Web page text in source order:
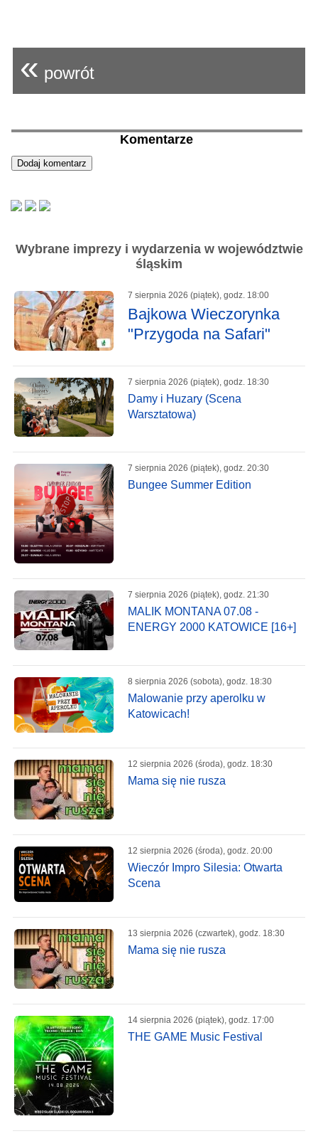
« powrót
Komentarze
Wybrane imprezy i wydarzenia w województwie
śląskim
7 sierpnia 2026 (piątek), godz. 18:00
Bajkowa Wieczorynka
"Przygoda na Safari"
7 sierpnia 2026 (piątek), godz. 18:30
Damy i Huzary (Scena
Warsztatowa)
7 sierpnia 2026 (piątek), godz. 20:30
Bungee Summer Edition
7 sierpnia 2026 (piątek), godz. 21:30
MALIK MONTANA 07.08 -
ENERGY 2000 KATOWICE [16+]
8 sierpnia 2026 (sobota), godz. 18:30
Malowanie przy aperolku w
Katowicach!
12 sierpnia 2026 (środa), godz. 18:30
Mama się nie rusza
12 sierpnia 2026 (środa), godz. 20:00
Wieczór Impro Silesia: Otwarta
Scena
13 sierpnia 2026 (czwartek), godz. 18:30
Mama się nie rusza
14 sierpnia 2026 (piątek), godz. 17:00
THE GAME Music Festival